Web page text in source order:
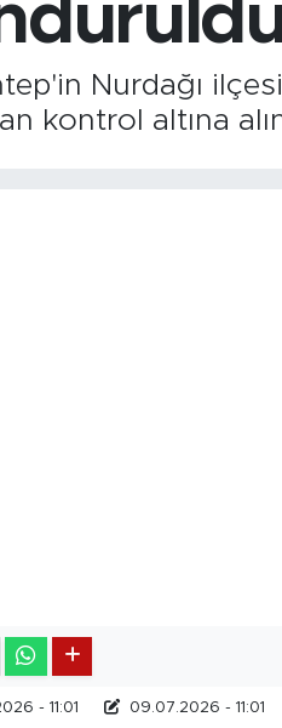
Nurdağı
kontrol altına
- 11:01 09.07.2026 - 11:01